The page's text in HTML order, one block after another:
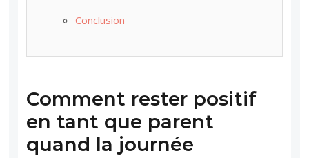
Conclusion
Comment rester positif
en tant que parent
quand la journée